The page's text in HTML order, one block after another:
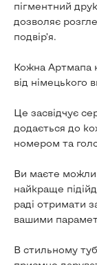
пігментний
дозволяє
подвір’я.
Кожна Артмапа
від німецького
Це засвідчує
додається до
номером та
Ви маєте
найкраще
раді отримати
вашими
В стильному